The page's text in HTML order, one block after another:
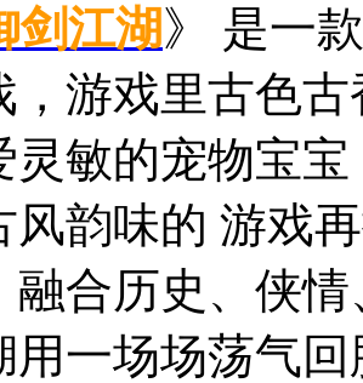
剑江湖》 是一
，游戏里古色
灵敏的宠物宝
风韵味的 游戏
融合历史、侠
用一场场荡气